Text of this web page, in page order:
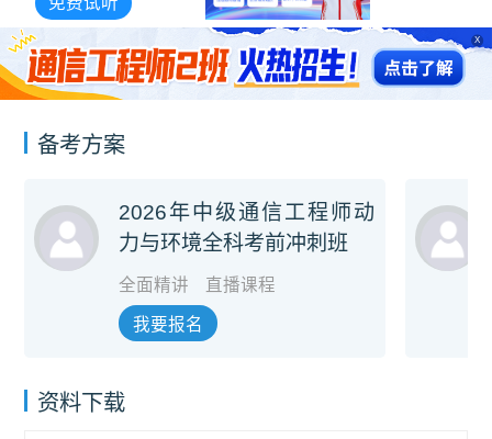
X
备考方案
2026年中级通信工程师动
力与环境全科考前冲刺班
全面精讲 直播课程
我要报名
资料下载